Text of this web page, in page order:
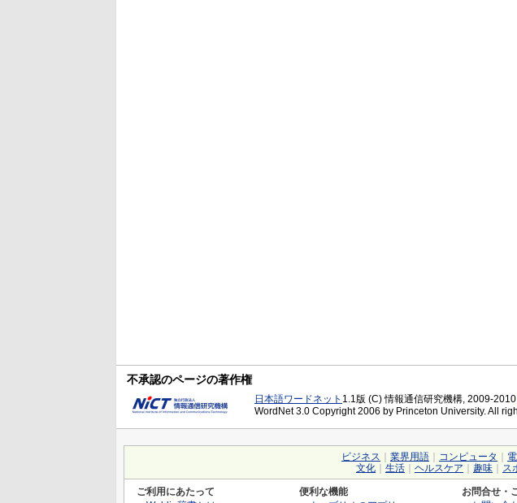
不承認のページの著作権
日本語ワードネット 1.1版 (C) 情報通信研究機構, 2009-2010
WordNet 3.0 Copyright 2006 by Princeton University. All
ビジネス 業界用語 コンピュータ
文化
生活 ヘルスケア 趣味 ス
ご利用にあたって
便利な機能
お問合せ・